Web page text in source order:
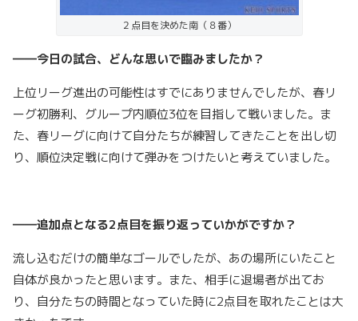
２点目を決めた南（８番）
――今日の試合、どんな思いで臨みましたか？
上位リーグ進出の可能性はすでにありませんでしたが、春リ
ーグ初勝利、グループ内順位3位を目指して戦いました。ま
た、春リーグに向けて自分たちが練習してきたことを出し切
り、順位決定戦に向けて弾みをつけたいと考えていました。
――追加点となる2点目を振り返っていかがですか？
流し込むだけの簡単なゴールでしたが、あの場所にいたこと
自体が良かったと思います。また、相手に退場者が出てお
り、自分たちの時間となっていた時に2点目を取れたことは大